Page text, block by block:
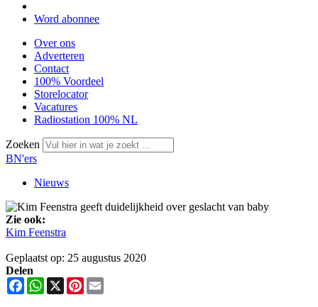
Word abonnee
Over ons
Adverteren
Contact
100% Voordeel
Storelocator
Vacatures
Radiostation 100% NL
Zoeken
BN'ers
Nieuws
Zie ook:
Kim Feenstra
Geplaatst op: 25 augustus 2020
Delen
FacebookWhatsApp
X Pinterest